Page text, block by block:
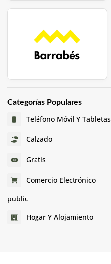
Categorías Populares
Teléfono Móvil Y Tabletas
Calzado
Gratis
Comercio Electrónico
public
Hogar Y Alojamiento